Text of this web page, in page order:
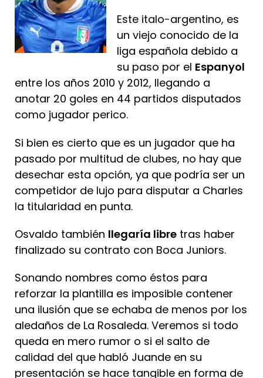
Este italo-argentino, es
un viejo conocido de la
liga española debido a
su paso por el Espanyol
entre los años 2010 y 2012, llegando a
anotar 20 goles en 44 partidos disputados
como jugador perico.
Si bien es cierto que es un jugador que ha
pasado por multitud de clubes, no hay que
desechar esta opción, ya que podría ser un
competidor de lujo para disputar a Charles
la titularidad en punta.
Osvaldo también llegaría libre tras haber
finalizado su contrato con Boca Juniors.
Sonando nombres como éstos para
reforzar la plantilla es imposible contener
una ilusión que se echaba de menos por los
aledaños de La Rosaleda. Veremos si todo
queda en mero rumor o si el salto de
calidad del que habló Juande en su
presentación se hace tangible en forma de